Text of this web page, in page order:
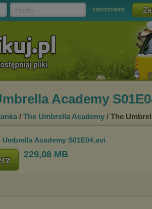
zapomniałem
Academy
/ The Umbrella Academy / The
Umbrella Academy S01E04.avi
229,08 MB